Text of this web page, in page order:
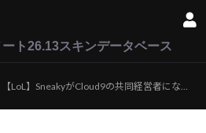
ト26.13スキンデータベース
【LoL】SneakyがCloud9の共同経営者になった